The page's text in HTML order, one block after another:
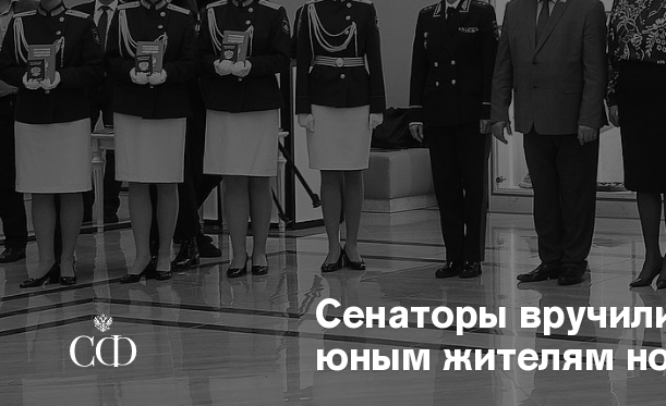
Сенаторы
юным жителям